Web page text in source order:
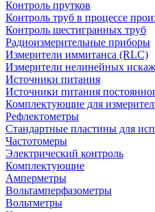
Контроль прутков
Контроль труб в процессе
Контроль шестигранных труб
Радиоизмерительные приборы
Измерители иммитанса (RLC)
Измерители нелинейных
Источники питания
Источники питания
Комплектующие для
Рефлектометры
Стандартные пластины для
Частотомеры
Электрический контроль
Комплектующие
Амперметры
Вольтамперфазометры
Вольтметры